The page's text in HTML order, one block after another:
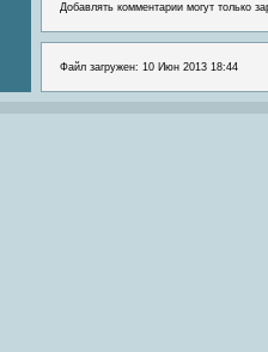
Добавлять комментарии могут только
Файл загружен: 10 Июн 2013 18:44